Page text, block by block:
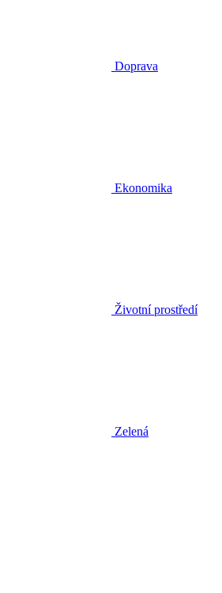
Doprava
Ekonomika
Životní prostředí
Zelená